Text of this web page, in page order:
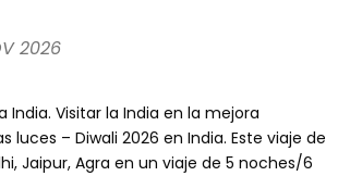
2026
India. Visitar la India en la mejora
– Diwali 2026 en India. Este viaje de
Jaipur, Agra en un viaje de 5 noches/6